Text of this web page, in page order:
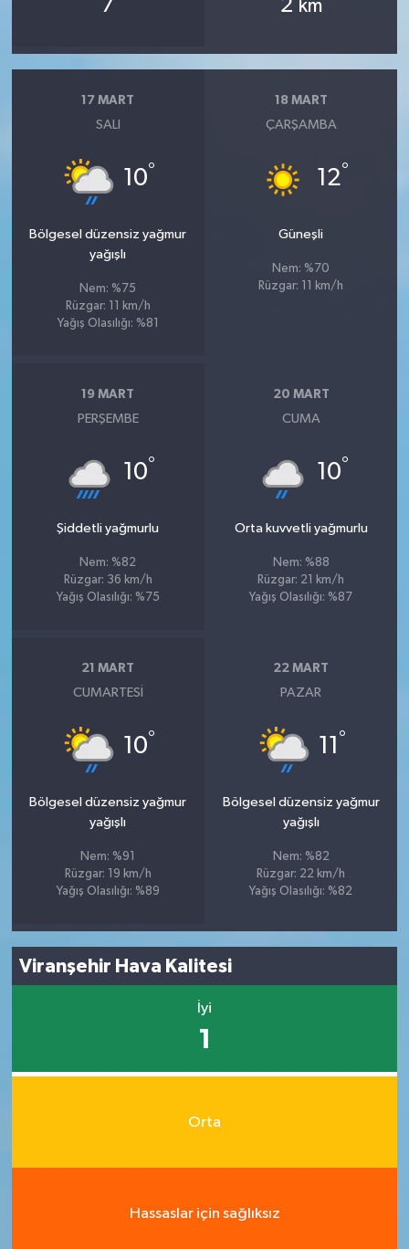
7 2 km
17 MART
SALI
10°
Bölgesel düzensiz yağmur
yağışlı
Nem: %75
Rüzgar: 11 km/h
Yağış Olasılığı: %81
18 MART
ÇARŞAMBA
12°
Güneşli
Nem: %70
Rüzgar: 11 km/h
19 MART
PERŞEMBE
10°
Şiddetli yağmurlu
Nem: %82
Rüzgar: 36 km/h
Yağış Olasılığı: %75
20 MART
CUMA
10°
Orta kuvvetli yağmurlu
Nem: %88
Rüzgar: 21 km/h
Yağış Olasılığı: %87
21 MART
CUMARTESI
10°
Bölgesel düzensiz yağmur
yağışlı
Nem: %91
Rüzgar: 19 km/h
Yağış Olasılığı: %89
22 MART
PAZAR
11 °
Bölgesel düzensiz yağmur
yağışlı
Nem: %82
Rüzgar: 22 km/h
Yağış Olasılığı: %82
Viranşehir Hava Kalitesi
İyi
1
Orta
Hassaslar için sağlıksız